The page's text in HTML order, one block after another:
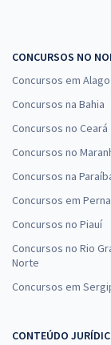
CONCURSOS NO
Concursos em
Concursos na Bahia
Concursos no Ceará
Concursos no
Concursos na
Concursos em
Concursos no Piauí
Concursos no Rio
Norte
Concursos em
CONTEÚDO